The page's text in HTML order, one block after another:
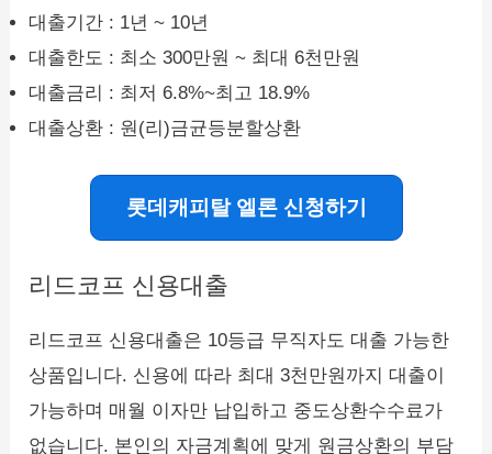
대출기간 : 1년 ~ 10년
대출한도 : 최소 300만원 ~ 최대 6천만원
대출금리 : 최저 6.8%~최고 18.9%
대출상환 : 원(리)금균등분할상환
롯데캐피탈 엘론 신청하기
리드코프 신용대출
리드코프 신용대출은 10등급 무직자도 대출 가능한
상품입니다. 신용에 따라 최대 3천만원까지 대출이
가능하며 매월 이자만 납입하고 중도상환수수료가
없습니다. 본인의 자금계획에 맞게 원금상환의 부담